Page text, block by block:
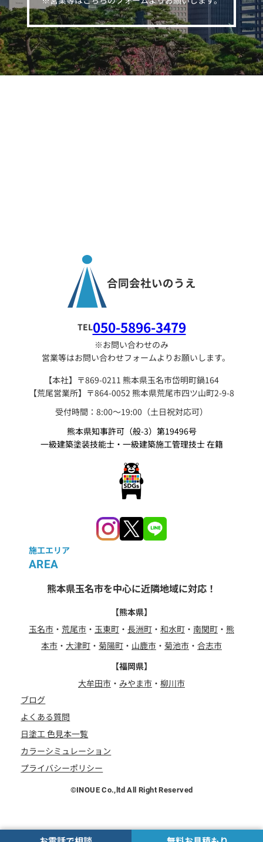
合同会社いのうえ
TEL050-5896-3479
※お問い合わせのみ
営業等はお問い合わせフォームよりお願いします。
【本社】〒869-0211 熊本県玉名市岱明町鍋164
【荒尾営業所】〒864-0052 熊本県荒尾市四ツ山町2-9-8
受付時間：8:00〜19:00（土日祝対応可）
熊本県知事許可（般-3）第19496号
一級建築塗装技能士・一級建築施工管理技士 在籍
施工エリア
AREA
熊本県玉名市を中心に近隣地域に対応！
【熊本県】
玉名市 ・ 荒尾市 ・ 玉東町 ・ 長洲町 ・ 和水町 ・ 南関町 ・ 熊
本市 ・ 大津町 ・ 菊陽町 ・ 山鹿市 ・ 菊池市 ・ 合志市
【福岡県】
大牟田市 ・ みやま市 ・ 柳川市
ブログ
よくある質問
日塗工 色見本一覧
カラーシミュレーション
プライバシーポリシー
©INOUE Co.,ltd All Right Reserved